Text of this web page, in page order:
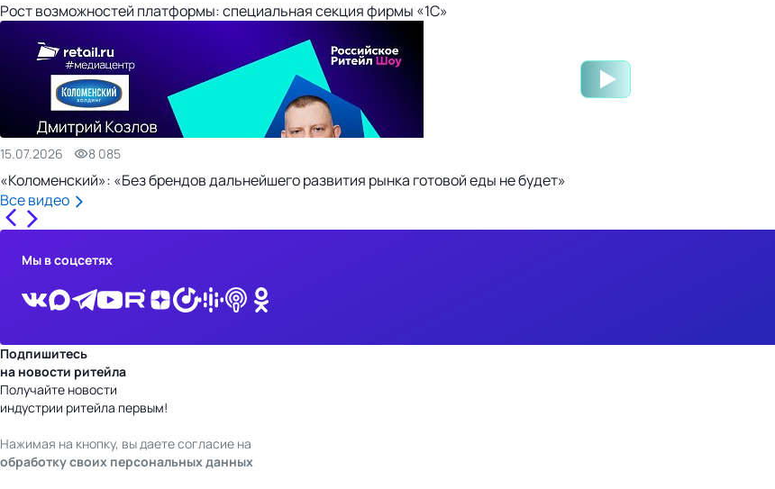
Рост возможностей платформы: специальная секция фирмы «1С»
15.07.2026 8 085
«Коломенский»: «Без брендов дальнейшего развития рынка готовой еды не будет»
Все видео
Мы в соцсетях
Подпишитесь
на новости ритейла
Получайте новости
индустрии ритейла первым!
Нажимая на кнопку, вы даете согласие на
обработку своих персональных данных